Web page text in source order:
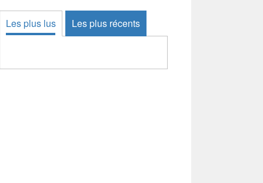
Les plus lus Les plus récents